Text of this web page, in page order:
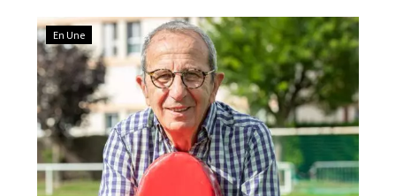
constatées dans les études menées par le professeur
Raoult. Dans cet entretien, ce chercheur émérite
s’explique sur cette démarche de vérité et sur son
amour pour les 100 km de Millau.
En Une